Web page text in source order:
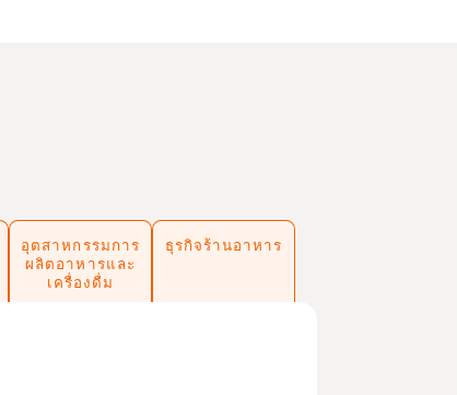
อุตสาหกรรมการ
ผลิตอาหารและ
เครื่องดื่ม
ธุรกิจร้านอาหาร